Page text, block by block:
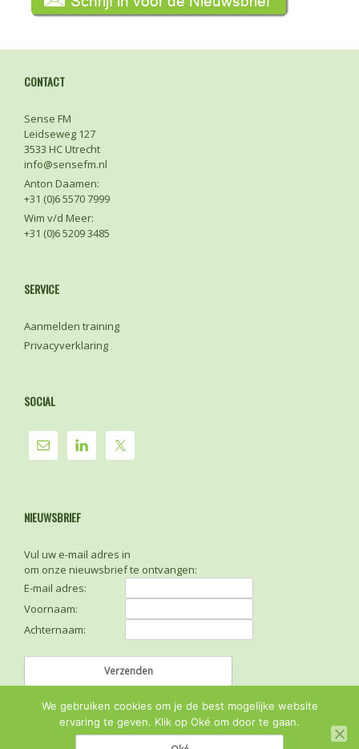
CONTACT
Sense FM
Leidseweg 127
3533 HC Utrecht
info@sensefm.nl
Anton Daamen:
+31 (0)6 5570 7999
Wim v/d Meer:
+31 (0)6 5209 3485
SERVICE
Aanmelden training
Privacyverklaring
SOCIAL
NIEUWSBRIEF
Vul uw e-mail adres in
om onze nieuwsbrief te ontvangen:
E-mail adres:
Voornaam:
Achternaam:
We gebruiken cookies om je de best mogelijke website
ervaring te geven. Klik op Oké om door te gaan.